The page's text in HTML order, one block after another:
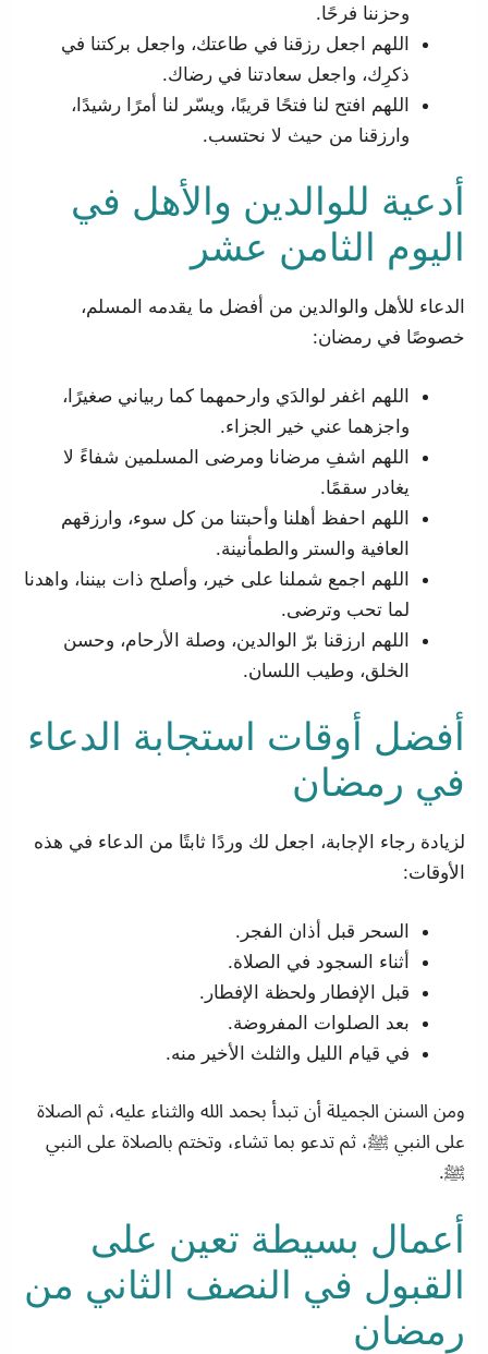
وحزننا فرحًا.
اللهم اجعل رزقنا في طاعتك، واجعل بركتنا في
ذكرِك، واجعل سعادتنا في رضاك.
اللهم افتح لنا فتحًا قريبًا، ويسّر لنا أمرًا رشيدًا،
وارزقنا من حيث لا نحتسب.
أدعية للوالدين والأهل في
اليوم الثامن عشر
الدعاء للأهل والوالدين من أفضل ما يقدمه المسلم،
خصوصًا في رمضان:
اللهم اغفر لوالدَي وارحمهما كما ربياني صغيرًا،
واجزهما عني خير الجزاء.
اللهم اشفِ مرضانا ومرضى المسلمين شفاءً لا
يغادر سقمًا.
اللهم احفظ أهلنا وأحبتنا من كل سوء، وارزقهم
العافية والستر والطمأنينة.
اللهم اجمع شملنا على خير، وأصلح ذات بيننا، واهدنا
لما تحب وترضى.
اللهم ارزقنا برّ الوالدين، وصلة الأرحام، وحسن
الخلق، وطيب اللسان.
أفضل أوقات استجابة الدعاء
في رمضان
لزيادة رجاء الإجابة، اجعل لك وردًا ثابتًا من الدعاء في هذه
الأوقات:
السحر قبل أذان الفجر.
أثناء السجود في الصلاة.
قبل الإفطار ولحظة الإفطار.
بعد الصلوات المفروضة.
في قيام الليل والثلث الأخير منه.
ومن السنن الجميلة أن تبدأ بحمد الله والثناء عليه، ثم الصلاة
على النبي ﷺ، ثم تدعو بما تشاء، وتختم بالصلاة على النبي
ﷺ.
أعمال بسيطة تعين على
القبول في النصف الثاني من
رمضان